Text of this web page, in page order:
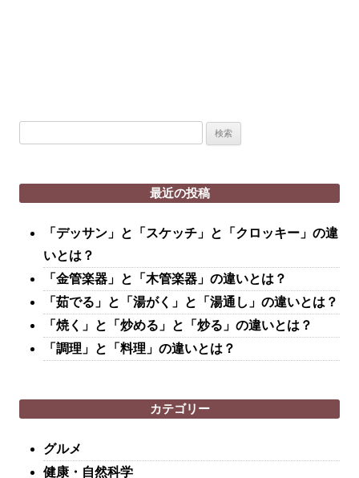
最近の投稿
「デッサン」と「スケッチ」と「クロッキー」の違
いとは？
「金管楽器」と「木管楽器」の違いとは？
「茹でる」と「湯がく」と「湯通し」の違いとは？
「焼く」と「炒める」と「炒る」の違いとは？
「調理」と「料理」の違いとは？
カテゴリー
グルメ
健康・自然科学